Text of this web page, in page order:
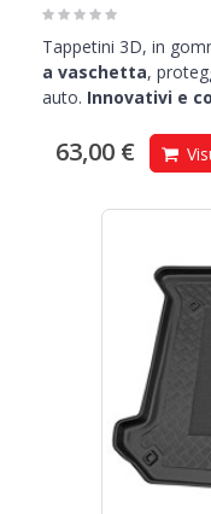
Tappetini 3D, in
a vaschetta,
auto. Innovativi e
63,00 €